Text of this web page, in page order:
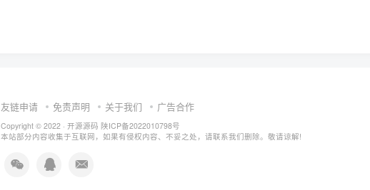
友链申请 免责声明 关于我们 广告合作
Copyright © 2022 · 开源源码 陕ICP备2022010798号
本站部分内容收集于互联网，如果有侵权内容、不妥之处，请联系我们删除。敬请谅解!